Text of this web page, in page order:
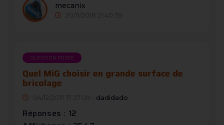
mecanix
20/11/2018 21:40:59
QUESTION POSÉE
Quel MiG choisir en grande surface de
bricolage
04/12/2017 17:37:09 - dadidado
Réponses : 12